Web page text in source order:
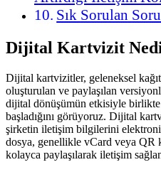
Sık Sorulan
Dijital Kartvizit
Dijital kartvizitler, geleneksel
oluşturulan ve paylaşılan
dijital dönüşümün etkisiyle
başladığını görüyoruz. Dijital
şirketin iletişim bilgilerini
dosya, genellikle vCard veya QR
kolayca paylaşılarak iletişim